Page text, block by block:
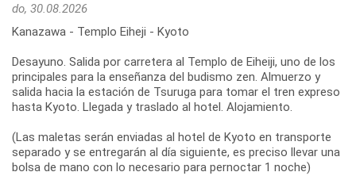
do, 30.08.2026
Kanazawa - Templo Eiheji - Kyoto
Desayuno. Salida por carretera al Templo de Eiheiji, uno de los
principales para la enseñanza del budismo zen. Almuerzo y
salida hacia la estación de Tsuruga para tomar el tren expreso
hasta Kyoto. Llegada y traslado al hotel. Alojamiento.
(Las maletas serán enviadas al hotel de Kyoto en transporte
separado y se entregarán al día siguiente, es preciso llevar una
bolsa de mano con lo necesario para pernoctar 1 noche)